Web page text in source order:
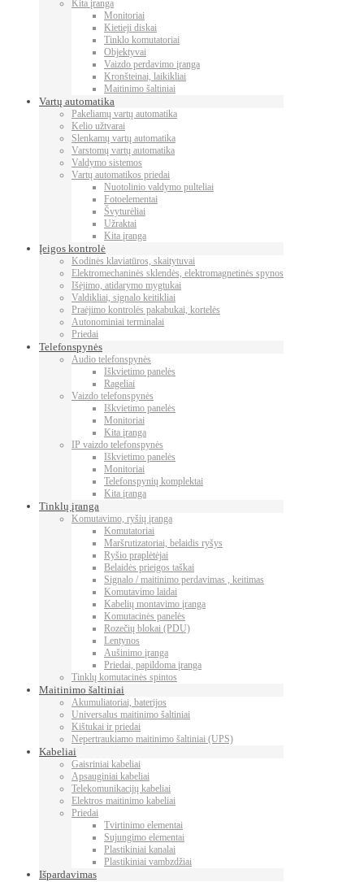
Kita įranga
Monitoriai
Kietieji diskai
Tinklo komutatoriai
Objektyvai
Vaizdo perdavimo įranga
Kronšteinai, laikikliai
Maitinimo šaltiniai
Vartų automatika
Pakeliamų vartų automatika
Kelio užtvarai
Slenkamų vartų automatika
Varstomų vartų automatika
Valdymo sistemos
Vartų automatikos priedai
Nuotolinio valdymo pulteliai
Fotoelementai
Švyturėliai
Užraktai
Kita įranga
Įeigos kontrolė
Kodinės klaviatūros, skaitytuvai
Elektromechaninės sklendės, elektromagnetinės spynos
Išėjimo, atidarymo mygtukai
Valdikliai, signalo keitikliai
Praėjimo kontrolės pakabukai, kortelės
Autonominiai terminalai
Priedai
Telefonspynės
Audio telefonspynės
Iškvietimo panelės
Rageliai
Vaizdo telefonspynės
Iškvietimo panelės
Monitoriai
Kita įranga
IP vaizdo telefonspynės
Iškvietimo panelės
Monitoriai
Telefonspynių komplektai
Kita įranga
Tinklų įranga
Komutavimo, ryšių įranga
Komutatoriai
Maršrutizatoriai, belaidis ryšys
Ryšio praplėtėjai
Belaidės prieigos taškai
Signalo / maitinimo perdavimas , keitimas
Komutavimo laidai
Kabelių montavimo įranga
Komutacinės panelės
Rozečių blokai (PDU)
Lentynos
Aušinimo įranga
Priedai, papildoma įranga
Tinklų komutacinės spintos
Maitinimo šaltiniai
Akumuliatoriai, baterijos
Universalus maitinimo šaltiniai
Kištukai ir priedai
Nepertraukiamo maitinimo šaltiniai (UPS)
Kabeliai
Gaisriniai kabeliai
Apsauginiai kabeliai
Telekomunikacijų kabeliai
Elektros maitinimo kabeliai
Priedai
Tvirtinimo elementai
Sujungimo elementai
Plastikiniai kanalai
Plastikiniai vambzdžiai
Išpardavimas